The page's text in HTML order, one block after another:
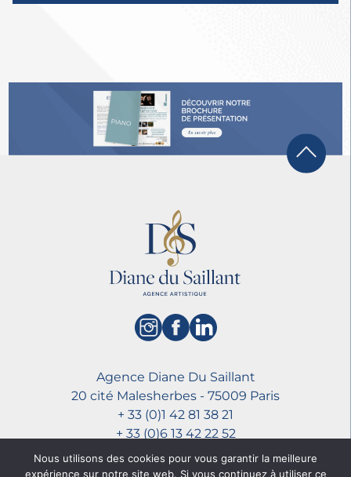
Agence Diane Du Saillant
20 cité Malesherbes - 75009 Paris
+ 33 (0)1 42 81 38 21
+ 33 (0)6 13 42 22 52
dianedusaillant@gmail.com
Nous utilisons des cookies pour vous garantir la meilleure
expérience sur notre site web. Si vous continuez à utiliser ce